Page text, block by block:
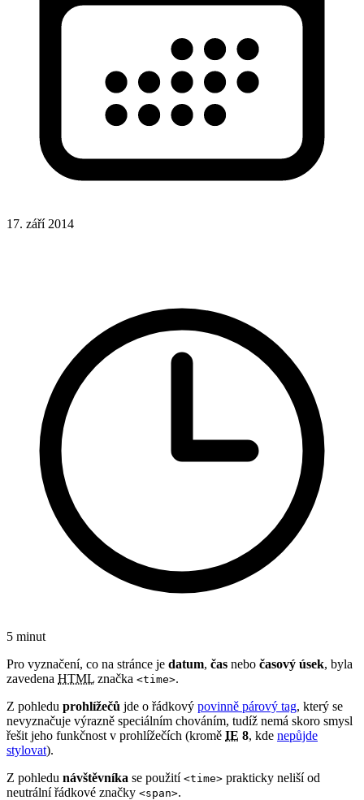
17. září 2014
5 minut
Pro vyznačení, co na stránce je datum, čas nebo časový úsek, byla
zavedena HTML značka <time>.
Z pohledu prohlížečů jde o řádkový povinně párový tag, který se
nevyznačuje výrazně speciálním chováním, tudíž nemá skoro smysl
řešit jeho funkčnost v prohlížečích (kromě IE 8, kde nepůjde
stylovat).
Z pohledu návštěvníka se použití <time> prakticky neliší od
neutrální řádkové značky <span>.